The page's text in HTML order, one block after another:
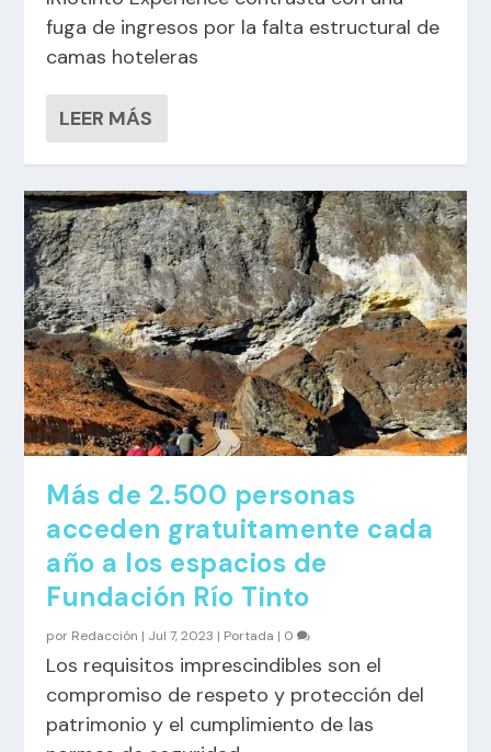
fuga de ingresos por la falta estructural de
camas hoteleras
LEER MÁS
Más de 2.500 personas
acceden gratuitamente cada
año a los espacios de
Fundación Río Tinto
por Redacción | Jul 7, 2023 | Portada | 0
Los requisitos imprescindibles son el
compromiso de respeto y protección del
patrimonio y el cumplimiento de las